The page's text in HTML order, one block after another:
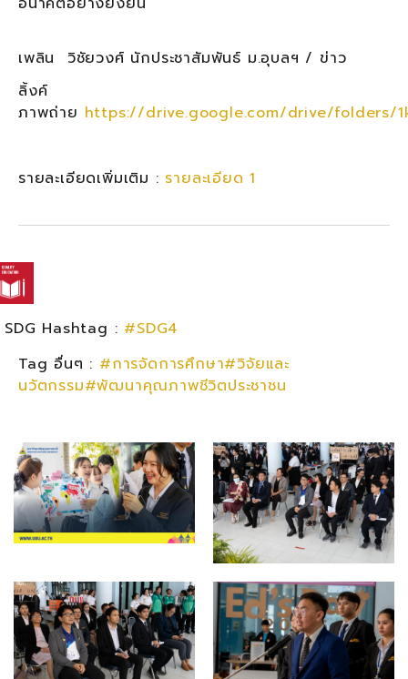
เพลิน วิชัยวงศ์ นักประชาสัมพันธ์ ม.อุบลฯ / ข่าว
ลิ้งค์
ภาพถ่าย https://drive.google.com/drive/folders/
รายละเอียดเพิ่มเติม : รายละเอียด 1
SDG Hashtag : #SDG4
Tag อื่นๆ : #การจัดการศึกษา#วิจัยและ
นวัตกรรม#พัฒนาคุณภาพชีวิตประชาชน